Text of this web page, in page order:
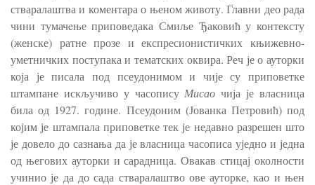
стваралаштва и коментара о њеном животу. Главни део рада
чини тумачeње приповедака Смиље Ђаковић у контексту
(женске) ратне прозе и експресионистичких књижевно-
уметничких поступака и тематских оквира. Реч је о ауторки
која је писала под псеудонимом и чије су приповетке
штампане искључиво у часопису Мисао чија је власница
била од 1927. године. Псеудоним (Јованка Петровић) под
којим је штампала приповетке тек је недавно разрешен што
је довело до сазнања да је власница часописа уједно и једна
од његових ауторки и сарадница. Овакав стицај околности
учинио је да до сада стваралаштво ове ауторке, као и њен